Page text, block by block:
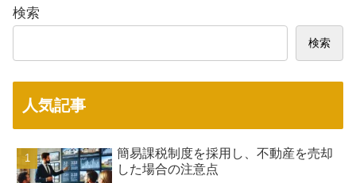
検索
検索
人気記事
簡易課税制度を採用し、不動産を売却
した場合の注意点